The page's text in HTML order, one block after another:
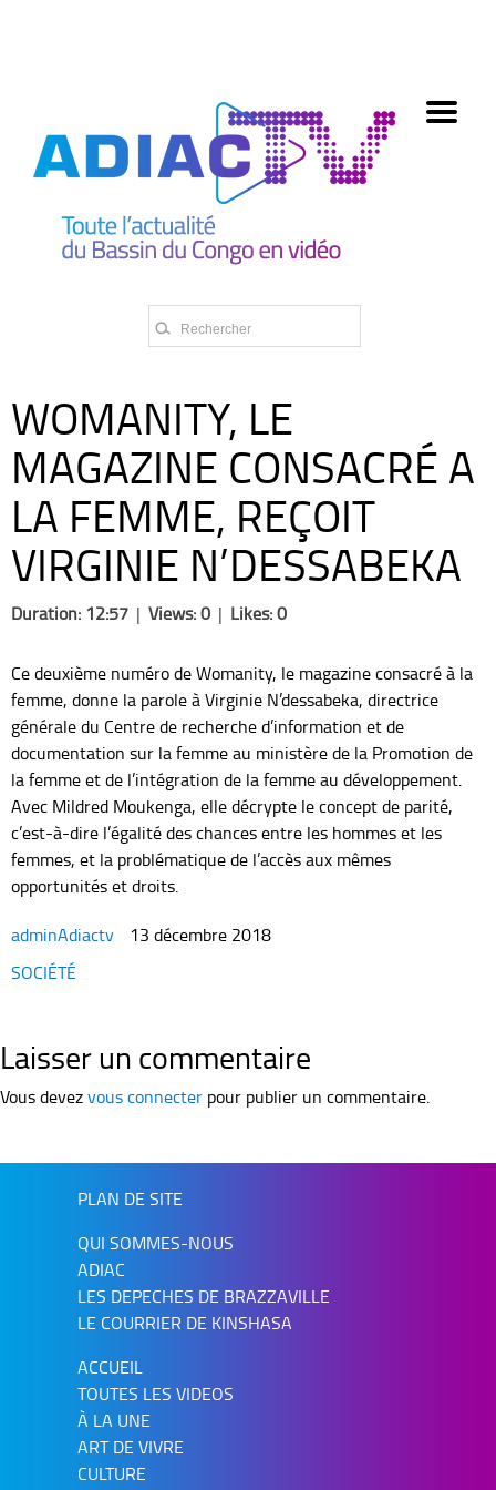
WOMANITY, LE
MAGAZINE CONSACRÉ A
LA FEMME, REÇOIT
VIRGINIE N’DESSABEKA
Duration: 12:57 | Views: 0 | Likes: 0
Ce deuxième numéro de Womanity, le magazine consacré à la
femme, donne la parole à Virginie N’dessabeka, directrice
générale du Centre de recherche d’information et de
documentation sur la femme au ministère de la Promotion de
la femme et de l’intégration de la femme au développement.
Avec Mildred Moukenga, elle décrypte le concept de parité,
c’est-à-dire l’égalité des chances entre les hommes et les
femmes, et la problématique de l’accès aux mêmes
opportunités et droits.
adminAdiactv
13 décembre 2018
Categories
SOCIÉTÉ
Laisser un commentaire
Vous devezvous connecter pour publier un commentaire.
PLAN DE SITE
QUI SOMMES-NOUS
ADIAC
LES DEPECHES DE BRAZZAVILLE
LE COURRIER DE KINSHASA
ACCUEIL
TOUTES LES VIDEOS
À LA UNE
ART DE VIVRE
CULTURE